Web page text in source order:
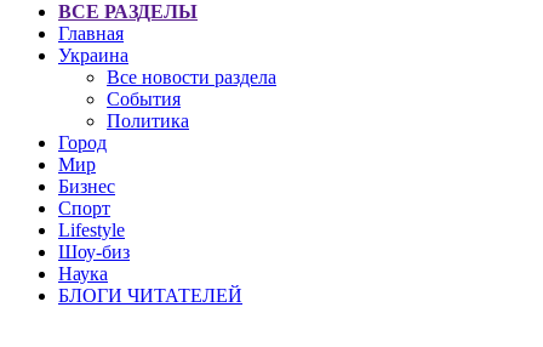
ВСЕ РАЗДЕЛЫ
Главная
Украина
Все новости раздела
События
Политика
Город
Мир
Бизнес
Спорт
Lifestyle
Шоу-биз
Наука
БЛОГИ ЧИТАТЕЛЕЙ